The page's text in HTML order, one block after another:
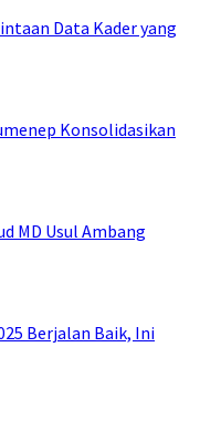
Data Kader yang
Konsolidasikan
MD Usul Ambang
Berjalan Baik, Ini